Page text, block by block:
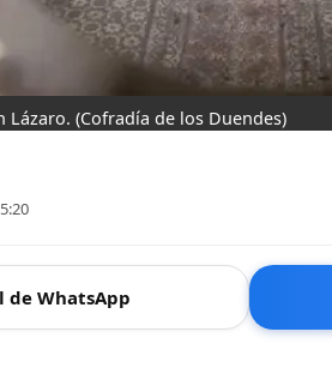
Lázaro. (Cofradía de los Duendes)
de WhatsApp